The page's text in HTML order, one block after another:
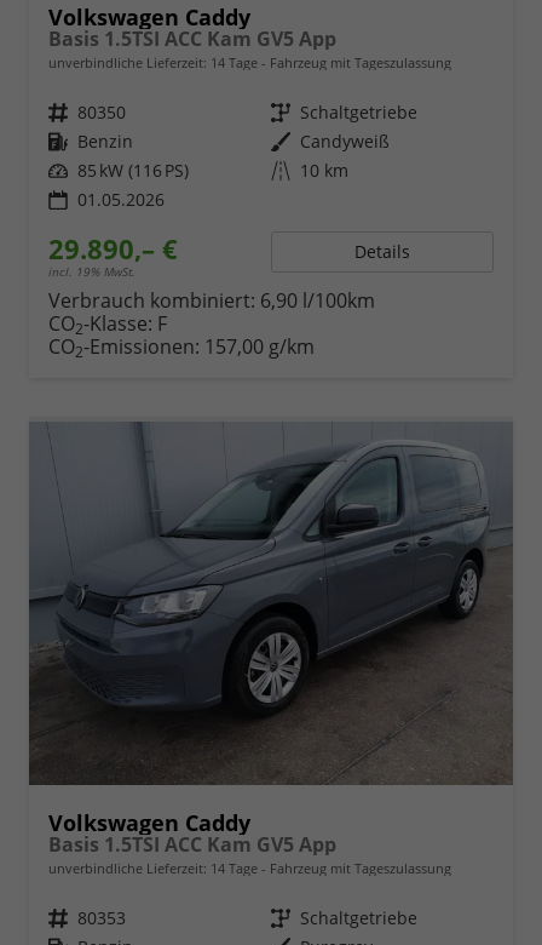
Volkswagen Caddy
Basis 1.5TSI ACC Kam GV5 App
unverbindliche Lieferzeit: 14 Tage Fahrzeug mit Tageszulassung
Fahrzeugnr. 80350 Getriebe Schaltgetriebe
Kraftstoff Benzin Außenfarbe Candyweiß
Leistung 85 kW (116 PS) Kilometerstand 10 km
01.05.2026
29.890,– €
incl. 19% MwSt.
Details
Verbrauch kombiniert: 6,90 l/100km
CO2-Klasse: F
CO2-Emissionen: 157,00 g/km
Volkswagen Caddy
Basis 1.5TSI ACC Kam GV5 App
unverbindliche Lieferzeit: 14 Tage Fahrzeug mit Tageszulassung
Fahrzeugnr. 80353 Getriebe Schaltgetriebe